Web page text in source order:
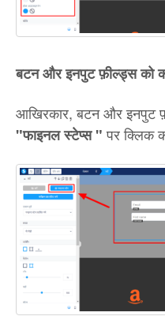
बटन और इनपुट फ़ील्ड्स को
आखिरकार, बटन और इनपुट
"फाइनल स्टेप्स "पर क्लिक